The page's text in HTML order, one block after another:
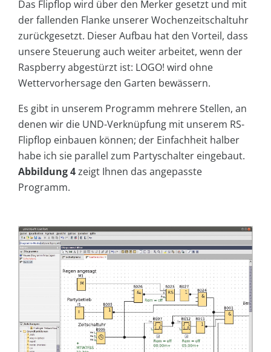
Das Flipflop wird über den Merker gesetzt und mit
der fallenden Flanke unserer Wochenzeitschaltuhr
zurückgesetzt. Dieser Aufbau hat den Vorteil, dass
unsere Steuerung auch weiter arbeitet, wenn der
Raspberry abgestürzt ist: LOGO! wird ohne
Wettervorhersage den Garten bewässern.
Es gibt in unserem Programm mehrere Stellen, an
denen wir die UND-Verknüpfung mit unserem RS-
Flipflop einbauen können; der Einfachheit halber
habe ich sie parallel zum Partyschalter eingebaut.
Abbildung 4zeigt Ihnen das angepasste
Programm.